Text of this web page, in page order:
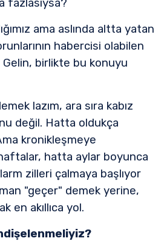
fazlasıysa?
ama aslında altta yatan
habercisi olabilen
Gelin, birlikte bu konuyu
lazım, ara sıra kabız
değil. Hatta oldukça
kronikleşmeye
hatta aylar boyunca
zilleri çalmaya başlıyor
"geçer" demek yerine,
en akıllıca yol.